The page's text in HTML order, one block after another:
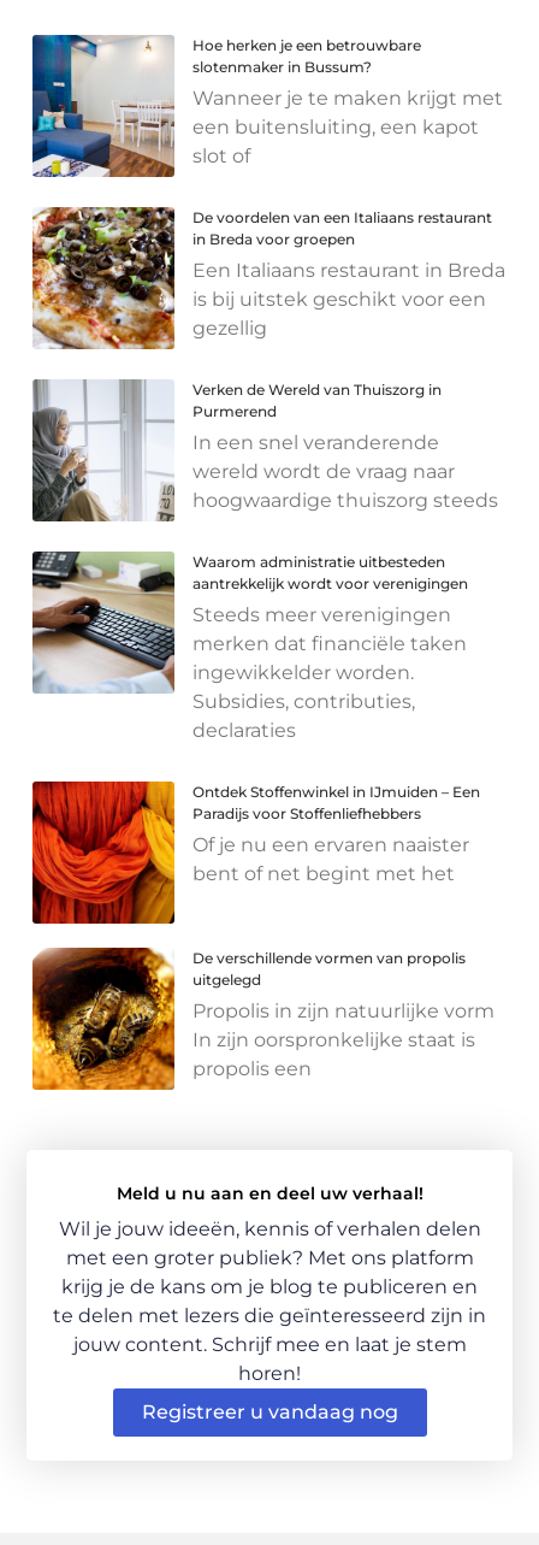
Hoe herken je een betrouwbare
slotenmaker in Bussum?
Wanneer je te maken krijgt met
een buitensluiting, een kapot
slot of
De voordelen van een Italiaans restaurant
in Breda voor groepen
Een Italiaans restaurant in Breda
is bij uitstek geschikt voor een
gezellig
Verken de Wereld van Thuiszorg in
Purmerend
In een snel veranderende
wereld wordt de vraag naar
hoogwaardige thuiszorg steeds
Waarom administratie uitbesteden
aantrekkelijk wordt voor verenigingen
Steeds meer verenigingen
merken dat financiële taken
ingewikkelder worden.
Subsidies, contributies,
declaraties
Ontdek Stoffenwinkel in IJmuiden – Een
Paradijs voor Stoffenliefhebbers
Of je nu een ervaren naaister
bent of net begint met het
De verschillende vormen van propolis
uitgelegd
Propolis in zijn natuurlijke vorm
In zijn oorspronkelijke staat is
propolis een
Meld u nu aan en deel uw verhaal!
Wil je jouw ideeën, kennis of verhalen delen
met een groter publiek? Met ons platform
krijg je de kans om je blog te publiceren en
te delen met lezers die geïnteresseerd zijn in
jouw content. Schrijf mee en laat je stem
horen!
Registreer u vandaag nog